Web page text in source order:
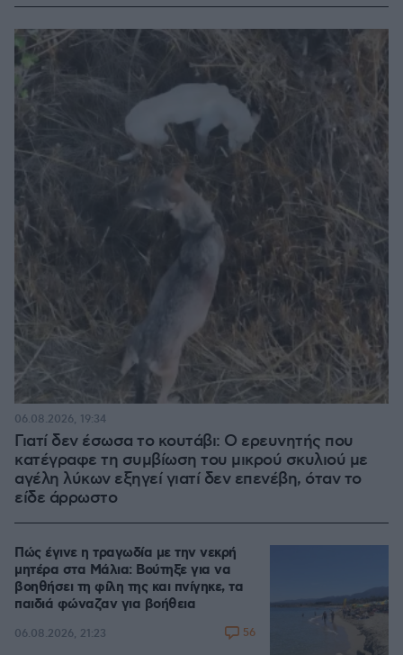
Γιατί δεν έσωσα το κουτάβι: Ο ερευνητής που
κατέγραφε τη συμβίωση του μικρού σκυλιού με
αγέλη λύκων εξηγεί γιατί δεν επενέβη, όταν το
είδε άρρωστο
06.08.2026, 19:34
Πώς έγινε η τραγωδία με την νεκρή
μητέρα στα Μάλια: Βούτηξε για να
βοηθήσει τη φίλη της και πνίγηκε, τα
παιδιά φώναζαν για βοήθεια
06.08.2026, 21:23 56